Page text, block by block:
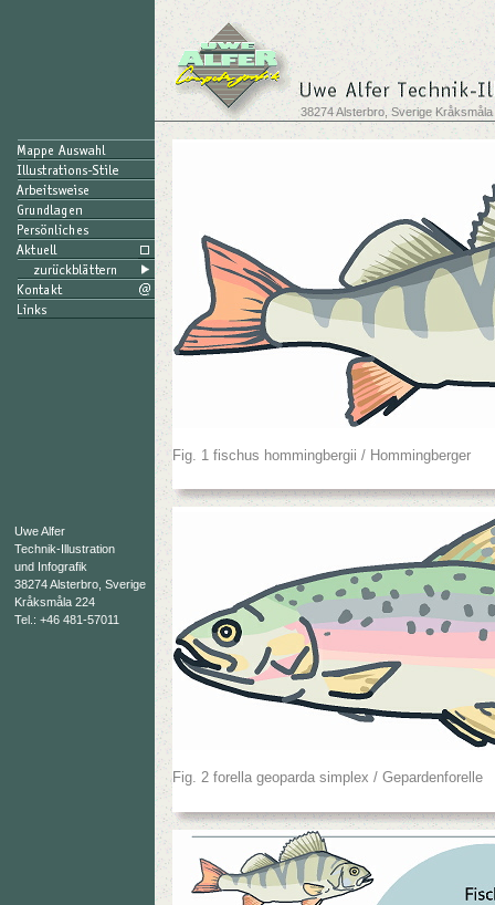
38274 Alsterbro, Sverige
Uwe Alfer
Technik-Illustration
und Infografik
38274 Alsterbro, Sverige
Kråksmåla 224
Tel.: +46 481-57011
Fig. 1 fischus hommingbergii / Hommingberger
Fig. 2 forella geoparda simplex / Gepardenforelle